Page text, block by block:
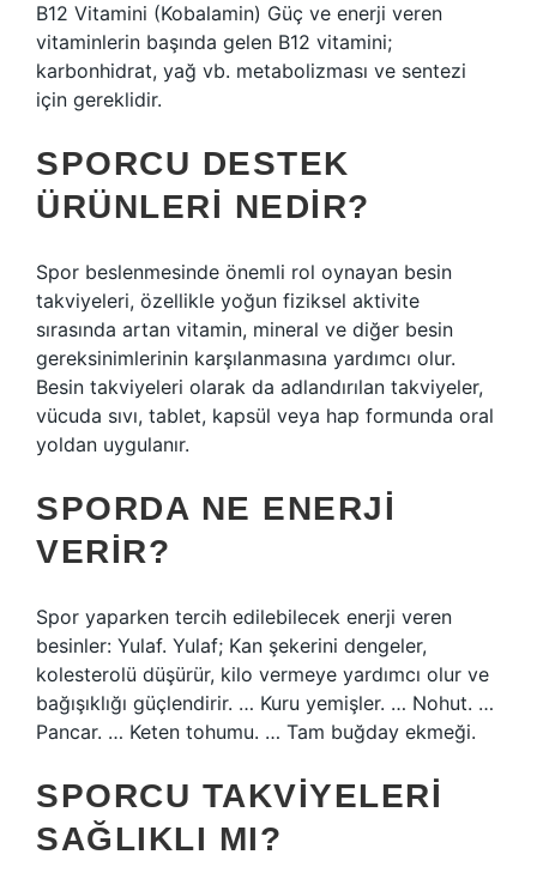
B12 Vitamini (Kobalamin) Güç ve enerji veren
vitaminlerin başında gelen B12 vitamini;
karbonhidrat, yağ vb. metabolizması ve sentezi
için gereklidir.
SPORCU DESTEK
ÜRÜNLERI NEDIR?
Spor beslenmesinde önemli rol oynayan besin
takviyeleri, özellikle yoğun fiziksel aktivite
sırasında artan vitamin, mineral ve diğer besin
gereksinimlerinin karşılanmasına yardımcı olur.
Besin takviyeleri olarak da adlandırılan takviyeler,
vücuda sıvı, tablet, kapsül veya hap formunda oral
yoldan uygulanır.
SPORDA NE ENERJI
VERIR?
Spor yaparken tercih edilebilecek enerji veren
besinler: Yulaf. Yulaf; Kan şekerini dengeler,
kolesterolü düşürür, kilo vermeye yardımcı olur ve
bağışıklığı güçlendirir. … Kuru yemişler. … Nohut. …
Pancar. … Keten tohumu. … Tam buğday ekmeği.
SPORCU TAKVIYELERI
SAĞLIKLI MI?